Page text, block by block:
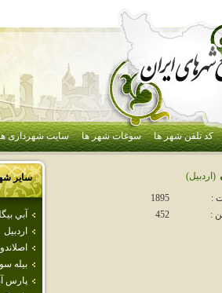
کد تلفن شهر ها سوغات شهر ها سایت شهرداری
سایر
آبي
اردبيل
بيله
پارس
(اردبيل)
:
1895
:
452